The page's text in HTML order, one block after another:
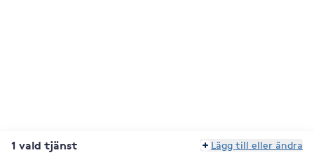
1 vald tjänst Lägg till eller ändra